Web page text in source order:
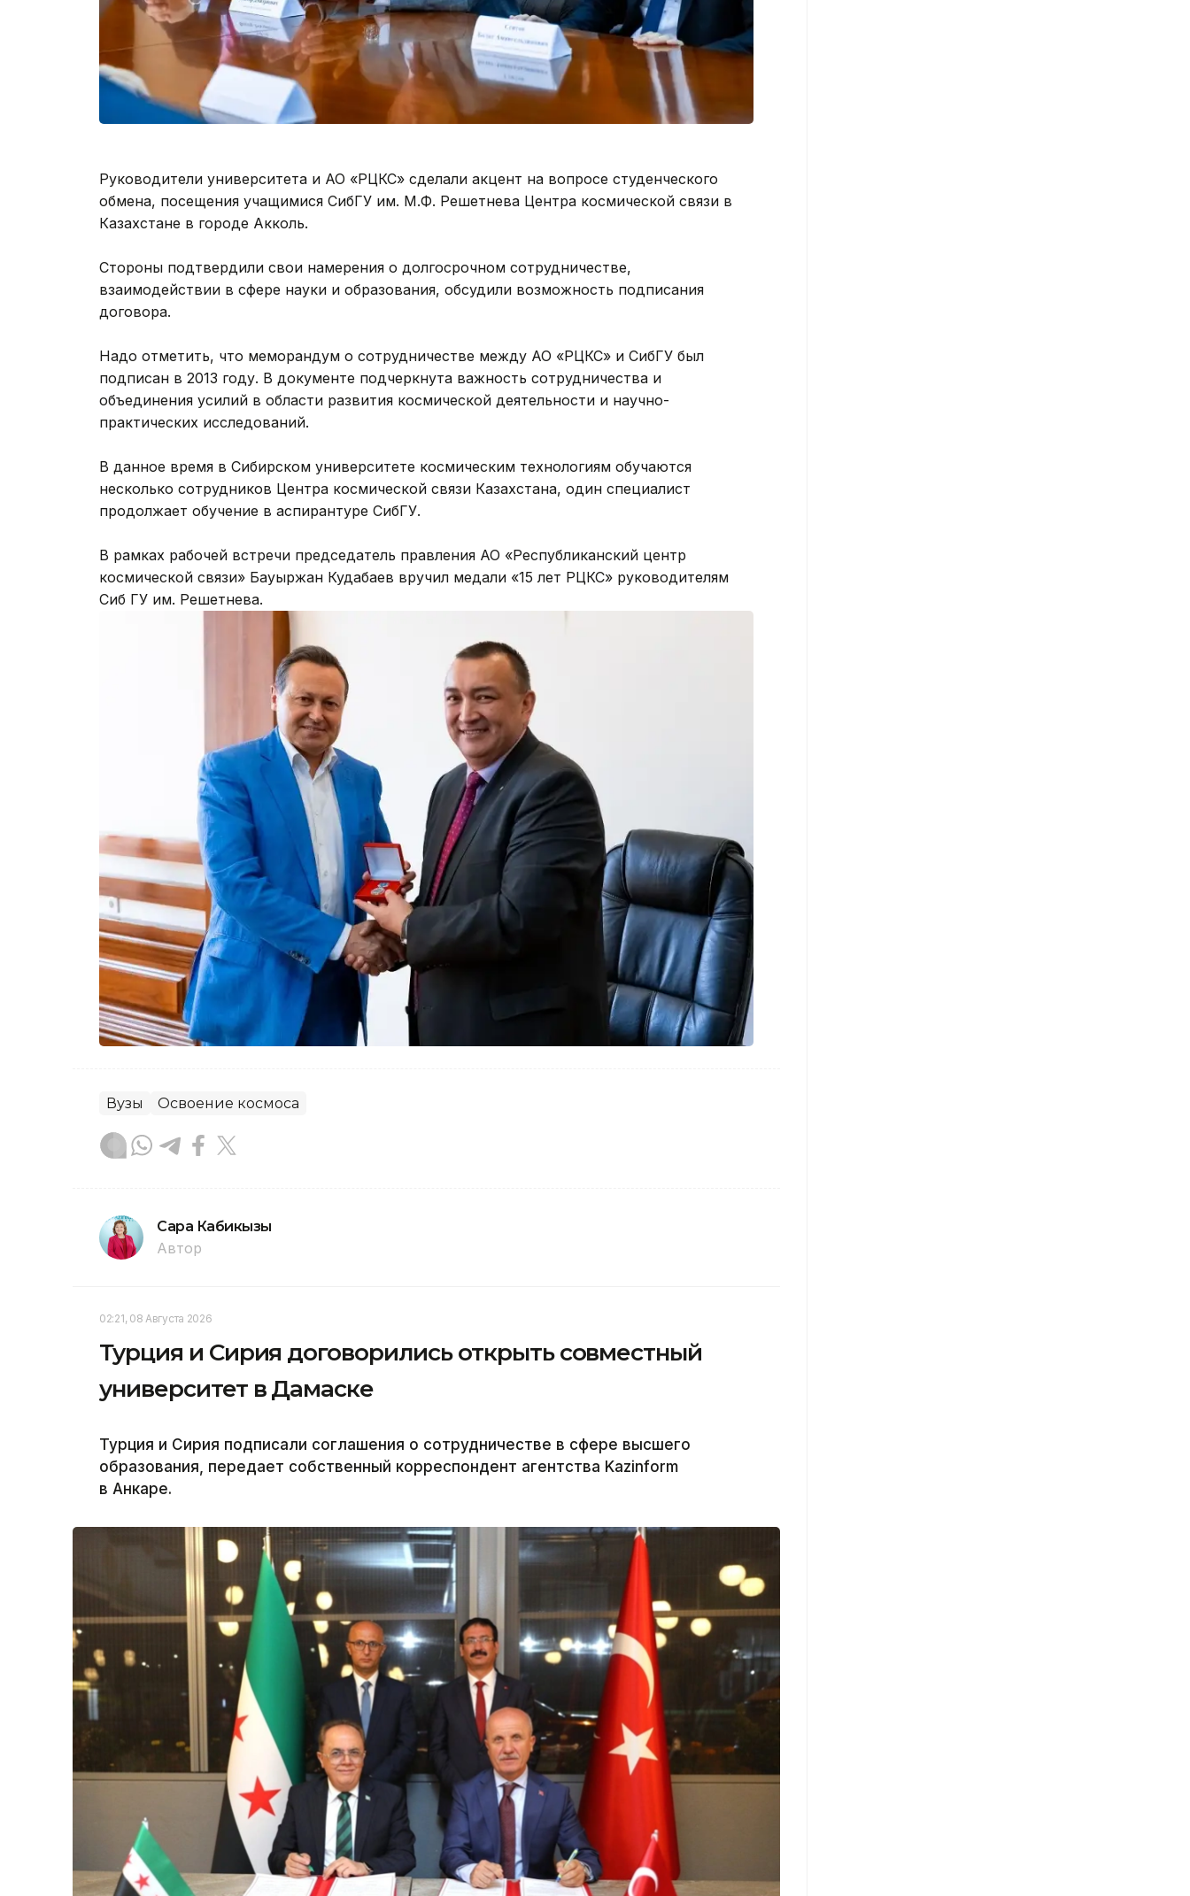
Руководители университета и АО «РЦКС» сделали акцент на вопросе студенческого
обмена, посещения учащимися СибГУ им. М.Ф. Решетнева Центра космической связи в
Казахстане в городе Акколь.
Стороны подтвердили свои намерения о долгосрочном сотрудничестве,
взаимодействии в сфере науки и образования, обсудили возможность подписания
договора.
Надо отметить, что меморандум о сотрудничестве между АО «РЦКС» и СибГУ был
подписан в 2013 году. В документе подчеркнута важность сотрудничества и
объединения усилий в области развития космической деятельности и научно-
практических исследований.
В данное время в Сибирском университете космическим технологиям обучаются
несколько сотрудников Центра космической связи Казахстана, один специалист
продолжает обучение в аспирантуре СибГУ.
В рамках рабочей встречи председатель правления АО «Республиканский центр
космической связи» Бауыржан Кудабаев вручил медали «15 лет РЦКС» руководителям
Сиб ГУ им. Решетнева.
Вузы Освоение космоса
Сара Кабикызы
Автор
02:21, 08 Августа 2026
Турция и Сирия договорились открыть совместный
университет в Дамаске
Турция и Сирия подписали соглашения о сотрудничестве в сфере высшего
образования, передает собственный корреспондент агентства Kazinform
в Анкаре.